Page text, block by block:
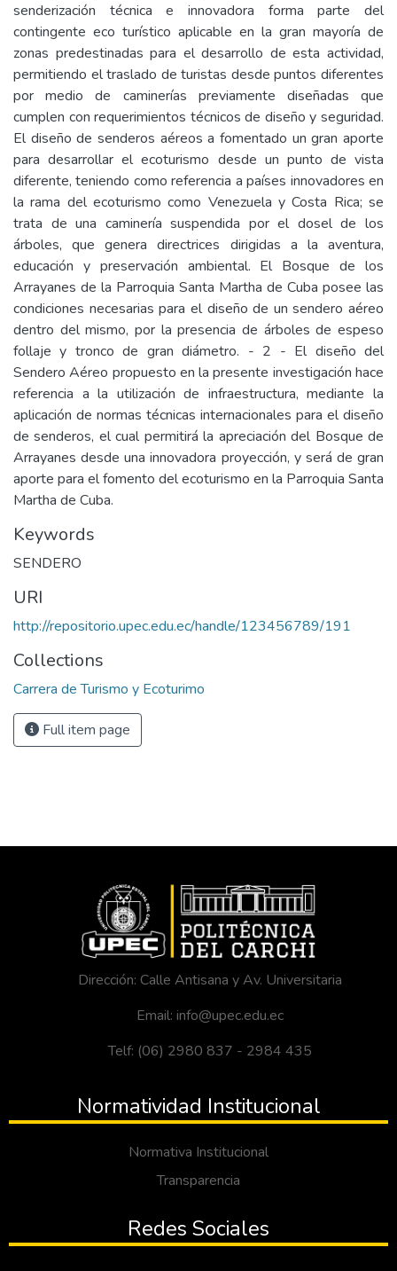
senderización técnica e innovadora forma parte del
contingente eco turístico aplicable en la gran mayoría de
zonas predestinadas para el desarrollo de esta actividad,
permitiendo el traslado de turistas desde puntos diferentes
por medio de caminerías previamente diseñadas que
cumplen con requerimientos técnicos de diseño y seguridad.
El diseño de senderos aéreos a fomentado un gran aporte
para desarrollar el ecoturismo desde un punto de vista
diferente, teniendo como referencia a países innovadores en
la rama del ecoturismo como Venezuela y Costa Rica; se
trata de una caminería suspendida por el dosel de los
árboles, que genera directrices dirigidas a la aventura,
educación y preservación ambiental. El Bosque de los
Arrayanes de la Parroquia Santa Martha de Cuba posee las
condiciones necesarias para el diseño de un sendero aéreo
dentro del mismo, por la presencia de árboles de espeso
follaje y tronco de gran diámetro. - 2 - El diseño del
Sendero Aéreo propuesto en la presente investigación hace
referencia a la utilización de infraestructura, mediante la
aplicación de normas técnicas internacionales para el diseño
de senderos, el cual permitirá la apreciación del Bosque de
Arrayanes desde una innovadora proyección, y será de gran
aporte para el fomento del ecoturismo en la Parroquia Santa
Martha de Cuba.
Keywords
SENDERO
URI
http://repositorio.upec.edu.ec/handle/123456789/191
Collections
Carrera de Turismo y Ecoturimo
Full item page
Dirección: Calle Antisana y Av. Universitaria
Email: info@upec.edu.ec
Telf: (06) 2980 837 - 2984 435
Normatividad Institucional
Normativa Institucional
Transparencia
Redes Sociales